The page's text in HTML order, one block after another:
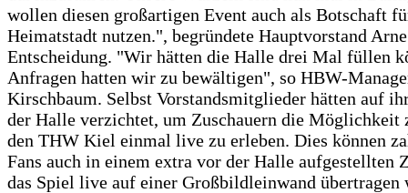
wollen diesen großartigen Event auch als Botschaft
Heimatstadt nutzen.", begründete Hauptvorstand
Entscheidung. "Wir hätten die Halle drei Mal füllen
Anfragen hatten wir zu bewältigen", so HBW-
Kirschbaum. Selbst Vorstandsmitglieder hätten auf
der Halle verzichtet, um Zuschauern die Möglichkeit
den THW Kiel einmal live zu erleben. Dies können
Fans auch in einem extra vor der Halle aufgestellten
das Spiel live auf einer Großbildleinwand übertragen